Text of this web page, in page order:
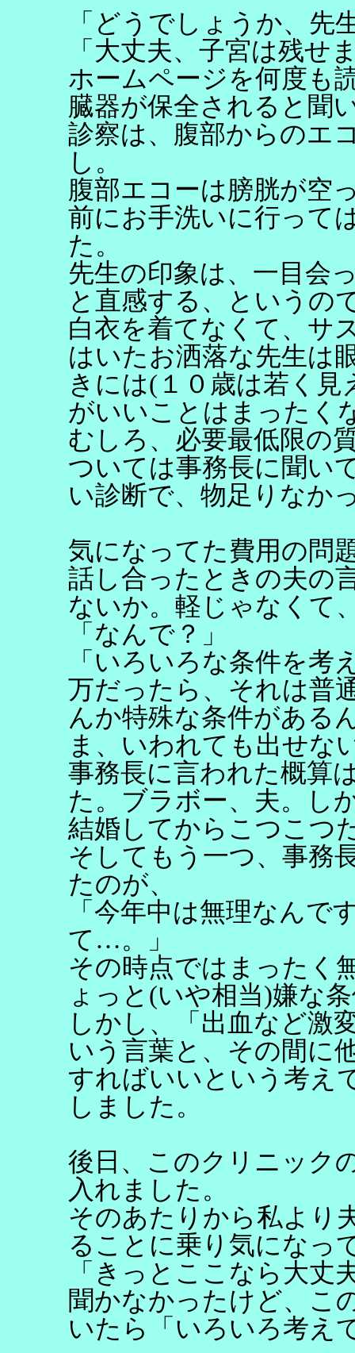
「どうでしょうか、先
「大丈夫、子宮は残せ
ホームページを何度も
臓器が保全されると聞
診察は、腹部からのエ
し。
腹部エコーは膀胱が空
前にお手洗いに行って
た。
先生の印象は、一目会
と直感する、というの
白衣を着てなくて、サ
はいたお洒落な先生は
きには(１０歳は若く
がいいことはまったく
むしろ、必要最低限の
ついては事務長に聞い
い診断で、物足りなか
気になってた費用の問
話し合ったときの夫の
ないか。軽じゃなくて
「なんで？」
「いろいろな条件を考
万だったら、それは普
んか特殊な条件がある
ま、いわれても出せな
事務長に言われた概算
た。ブラボー、夫。し
結婚してからこつこつ
そしてもう一つ、事務
たのが、
「今年中は無理なんで
て…。」
その時点ではまったく
ょっと(いや相当)嫌な
しかし、「出血など激
いう言葉と、その間に
すればいいという考え
しました。
後日、このクリニック
入れました。
そのあたりから私より
ることに乗り気になっ
「きっとここなら大丈
聞かなかったけど、こ
いたら「いろいろ考え